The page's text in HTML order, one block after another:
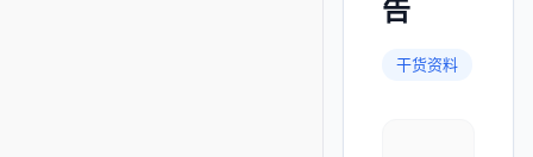
告
干货资料